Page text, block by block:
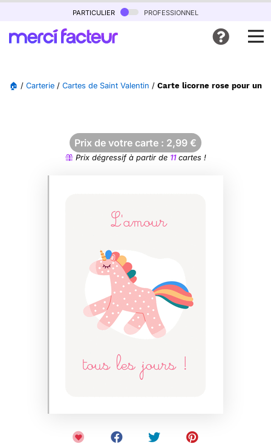
particulier professionnel
🏠 / Carterie / Cartes de Saint Valentin / Carte licorne rose pour un
Prix de votre carte : 2,99 €
Prix dégressif à partir de 11cartes !